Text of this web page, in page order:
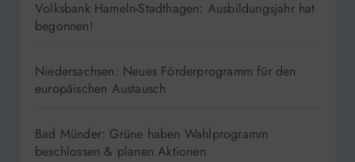
Volksbank Hameln-Stadthagen: Ausbildungsjahr hat
begonnen!
Niedersachsen: Neues Förderprogramm für den
europäischen Austausch
Bad Münder: Grüne haben Wahlprogramm
beschlossen & planen Aktionen